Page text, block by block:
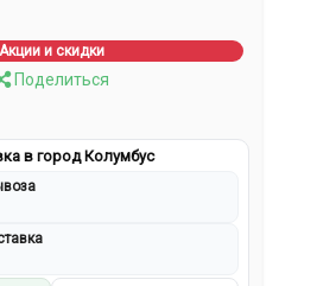
Акции и скидки
Поделиться
в город Колумбус